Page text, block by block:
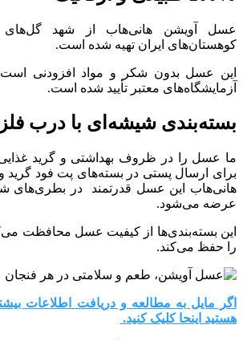
عسل آویشن هانی‌هاب از شهد
کوهستان‌های ایران تهیه شده است.
این عسل بدون شکر و مواد افزودنی
آزمایشگاه‌های معتبر تأیید شده است.
بسته‌بندی شیشه‌ای با درب
ما عسل را در ظروف بهداشتی و گرید
برای ارسال پستی در بسته‌های پت فود
هانی‌هاب این عسل قدرتمند در بطری‌های
عرضه می‌شود.
این بسته‌بندی‌ها از کیفیت عسل محافظت
را حفظ می‌کند.
اگر مایل به مطالعه و دریافت اطلاعات
هستید اینحا کلیک کنید.